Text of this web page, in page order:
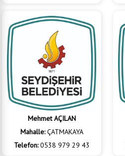
Mehmet AÇILAN
Mahalle:ÇATMAKAYA
Telefon:0538 979 29 43